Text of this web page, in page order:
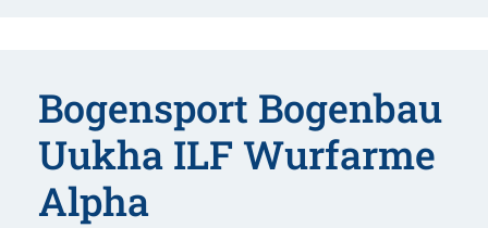
Bogensport Bogenbau
Uukha ILF Wurfarme
Alpha